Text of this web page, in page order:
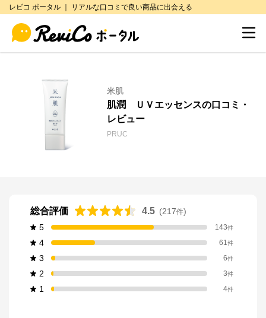
レビコ ポータル ｜ リアルな口コミで良い商品に出会える
米肌
肌潤 ＵＶエッセンスの口コミ・
レビュー
PRUC
総合評価 4.5 (217件)
5
143件
4 61件
3 6件
2 3件
1 4件